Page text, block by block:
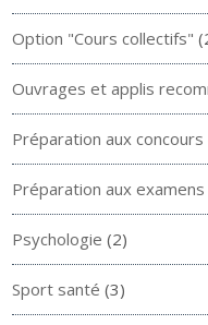
Option "Cours collectifs"
Ouvrages et applis
Préparation aux
Préparation aux examens
Psychologie (2)
Sport santé (3)